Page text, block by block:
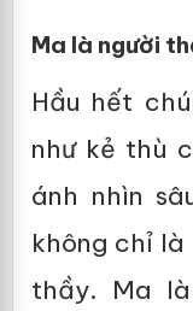
Ma là người
Hầu hết
như kẻ thù
ánh nhìn
không chỉ
thầy. Ma